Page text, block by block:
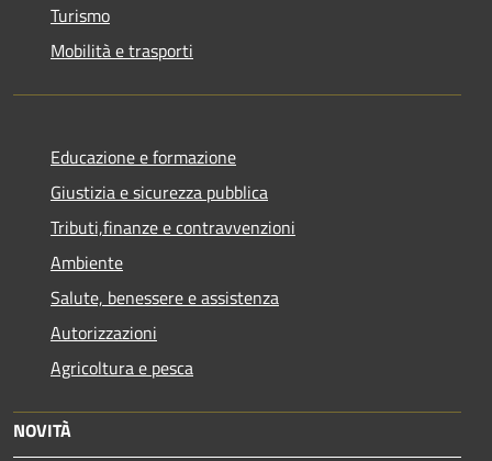
Turismo
Mobilità e trasporti
Educazione e formazione
Giustizia e sicurezza pubblica
Tributi,finanze e contravvenzioni
Ambiente
Salute, benessere e assistenza
Autorizzazioni
Agricoltura e pesca
NOVITÀ